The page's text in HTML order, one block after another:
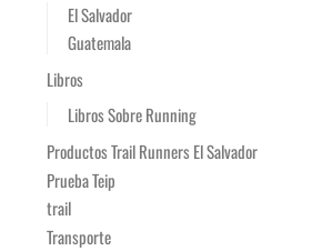
El Salvador
Guatemala
Libros
Libros Sobre Running
Productos Trail Runners El Salvador
Prueba Teip
trail
Transporte